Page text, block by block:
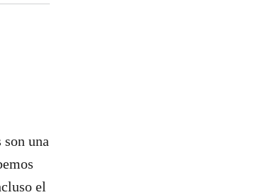
una
el